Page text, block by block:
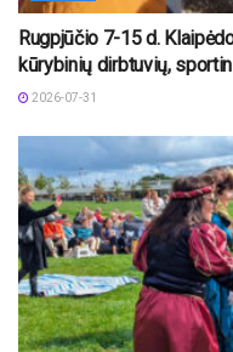
Rugpjūčio 7-15 d.
kūrybinių dirbtuvių,
2026-07-31